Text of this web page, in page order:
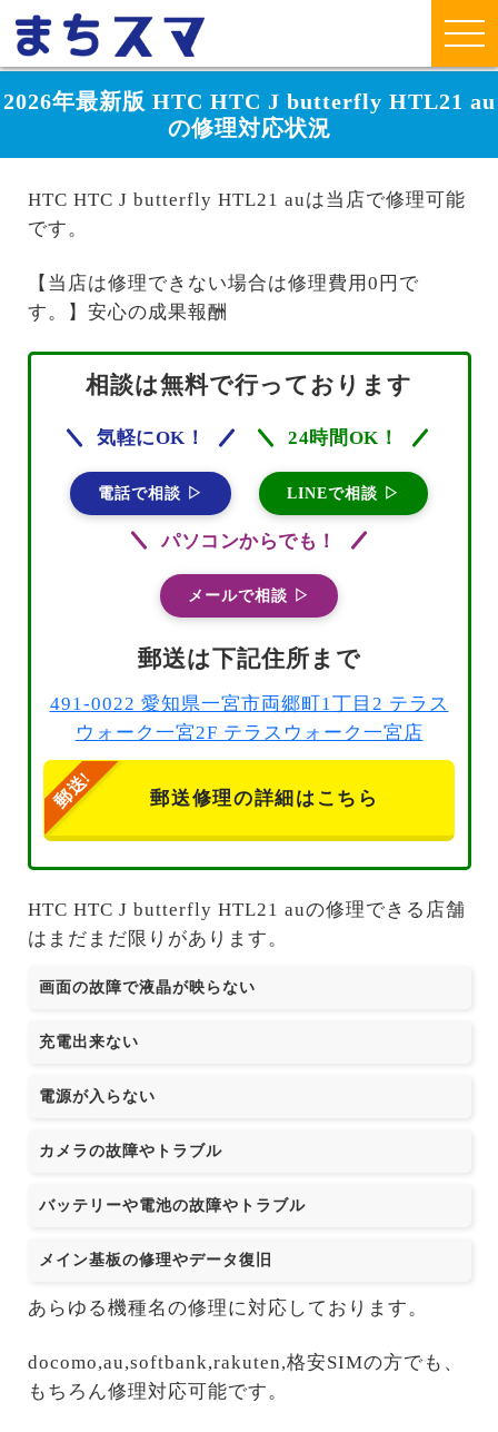
2026年最新版 HTC HTC J butterfly HTL21 au
の修理対応状況
HTC HTC J butterfly HTL21 auは当店で修理可能
です。
【当店は修理できない場合は修理費用0円で
す。】安心の成果報酬
相談は無料で行っております
気軽にOK！
電話で相談 ▷
24時間OK！
LINEで相談 ▷
パソコンからでも！
メールで相談 ▷
郵送は下記住所まで
491-0022 愛知県一宮市両郷町1丁目2 テラス
ウォーク一宮2F テラスウォーク一宮店
郵送修理の詳細はこちら
HTC HTC J butterfly HTL21 auの修理できる店舗
はまだまだ限りがあります。
画面の故障で液晶が映らない
充電出来ない
電源が入らない
カメラの故障やトラブル
バッテリーや電池の故障やトラブル
メイン基板の修理やデータ復旧
あらゆる機種名の修理に対応しております。
docomo,au,softbank,rakuten,格安SIMの方でも、
もちろん修理対応可能です。